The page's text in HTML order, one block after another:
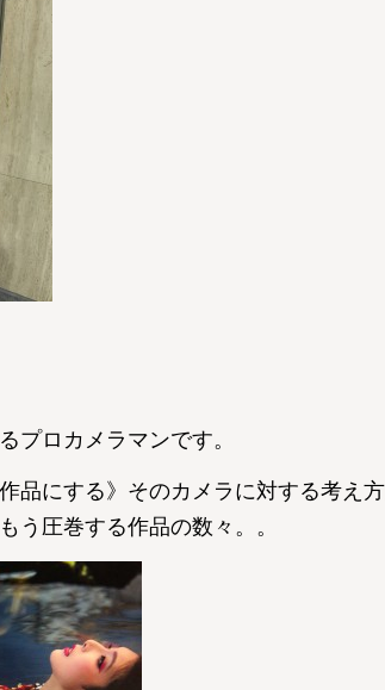
プロカメラマンです。
品にする》そのカメラに対する考
う圧巻する作品の数々。。